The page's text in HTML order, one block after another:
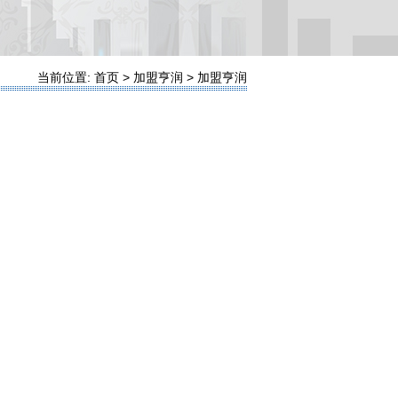
当前位置: 首页 > 加盟亨润 > 加盟亨润